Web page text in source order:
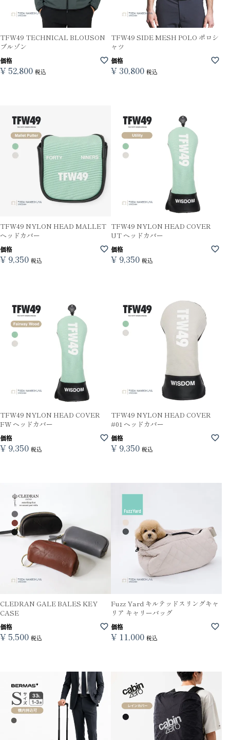
TFW49 TECHNICAL BLOUSON
ブルゾン
価格
¥ 52,800 税込
TFW49 SIDE MESH POLO ポロシ
ャツ
価格
¥ 30,800 税込
TFW49 NYLON HEAD MALLET
ヘッドカバー
価格
¥ 9,350 税込
TFW49 NYLON HEAD COVER
UT ヘッドカバー
価格
¥ 9,350 税込
TFW49 NYLON HEAD COVER
FW ヘッドカバー
価格
¥ 9,350 税込
TFW49 NYLON HEAD COVER
#01 ヘッドカバー
価格
¥ 9,350 税込
CLEDRAN GALE BALES KEY
CASE
価格
¥ 5,500 税込
Fuzz Yard キルテッドスリングキャ
リア キャリーバッグ
価格
¥ 11,000 税込